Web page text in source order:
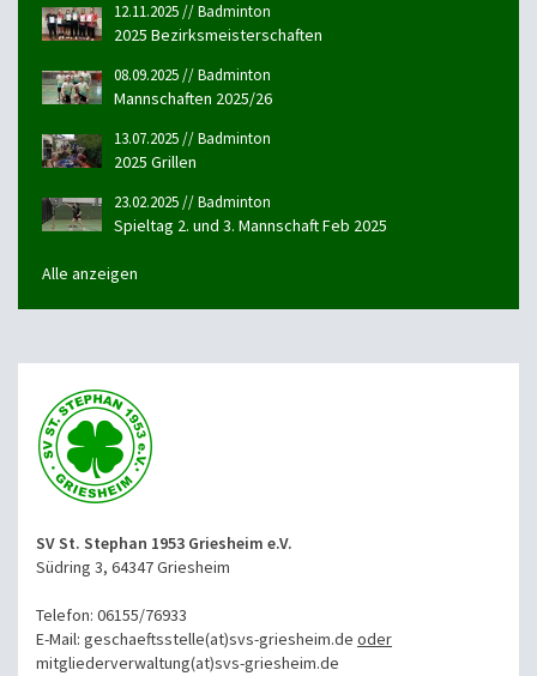
12.11.2025 // Badminton
2025 Bezirksmeisterschaften
08.09.2025 // Badminton
Mannschaften 2025/26
13.07.2025 // Badminton
2025 Grillen
23.02.2025 // Badminton
Spieltag 2. und 3. Mannschaft Feb 2025
Alle anzeigen
SV St. Stephan 1953 Griesheim e.V.
Südring 3, 64347 Griesheim
Telefon: 06155/76933
E-Mail: geschaeftsstelle(at)svs-griesheim.de oder
mitgliederverwaltung(at)svs-griesheim.de